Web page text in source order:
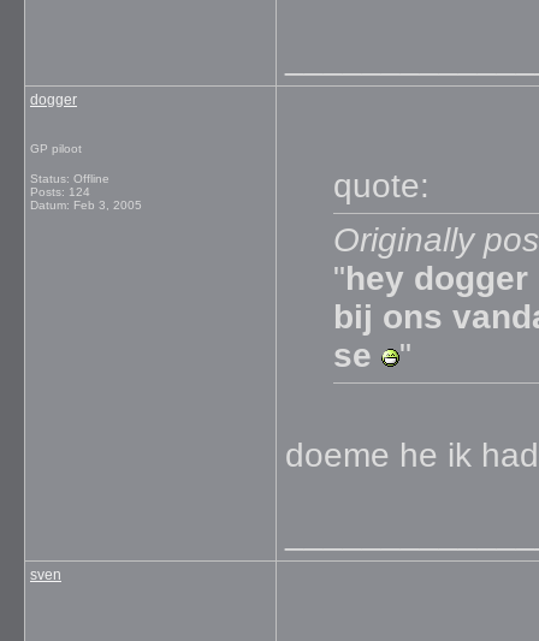
dogger
GP piloot
Status: Offline
Posts: 124
Datum: Feb 3, 2005
quote:
Originally
"hey
bij ons
se
"
doeme he ik
sven